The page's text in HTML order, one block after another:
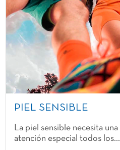
PIEL SENSIBLE
La piel sensible necesita una
atención especial todos los...